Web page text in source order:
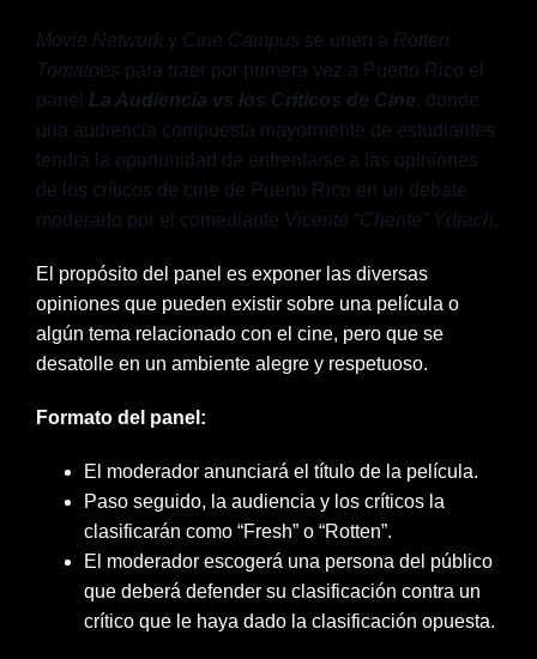
Movie Network y Cine Campus se unen a Rotten
Tomatoes para traer por primera vez a Puerto Rico el
panel La Audiencia vs los Críticos de Cine, donde
una audiencia compuesta mayormente de estudiantes
tendrá la oportunidad de enfrentarse a las opiniones
de los críticos de cine de Puerto Rico en un debate
moderado por el comediante Vicente “Chente” Ydrach.
El propósito del panel es exponer las diversas
opiniones que pueden existir sobre una película o
algún tema relacionado con el cine, pero que se
desatolle en un ambiente alegre y respetuoso.
Formato del panel:
El moderador anunciará el título de la película.
Paso seguido, la audiencia y los críticos la
clasificarán como “Fresh” o “Rotten”.
El moderador escogerá una persona del público
que deberá defender su clasificación contra un
crítico que le haya dado la clasificación opuesta.